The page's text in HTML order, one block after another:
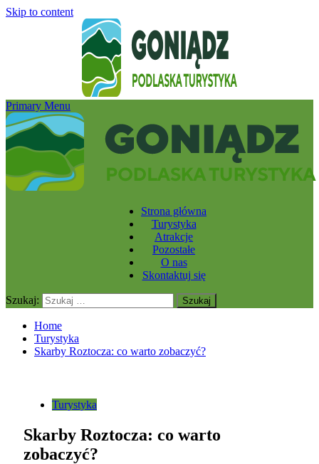
Skip to content
Primary Menu
Strona główna
Turystyka
Atrakcje
Pozostałe
O nas
Skontaktuj się
Szukaj:
Home
Turystyka
Skarby Roztocza: co warto zobaczyć?
Turystyka
Skarby Roztocza: co warto
zobaczyć?